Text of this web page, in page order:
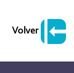
Volver